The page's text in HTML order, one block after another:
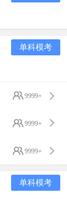
单科模考
9999+
9999+
9999+
单科模考